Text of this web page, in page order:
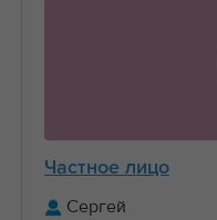
Частное лицо
Сергей